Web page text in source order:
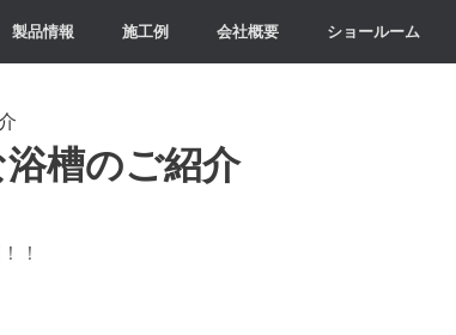
製品情報 施工例 会社概要 ショールーム
槽のご紹介
！